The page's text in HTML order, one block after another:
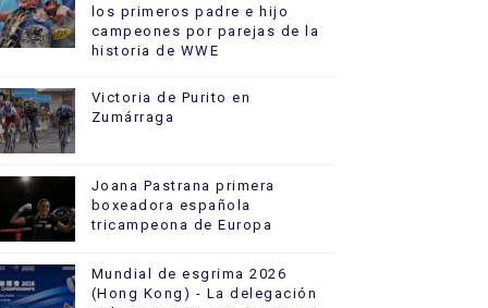
los primeros padre e hijo
campeones por parejas de la
historia de WWE
Victoria de Purito en
Zumárraga
Joana Pastrana primera
boxeadora española
tricampeona de Europa
Mundial de esgrima 2026
(Hong Kong) - La delegación